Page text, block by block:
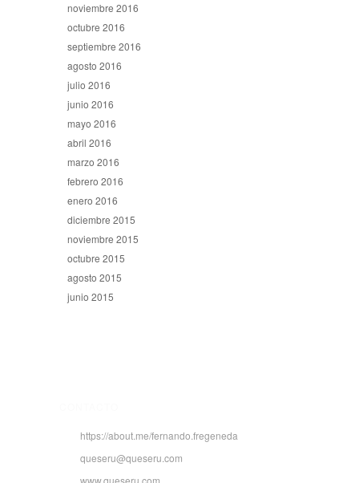
noviembre 2016
octubre 2016
septiembre 2016
agosto 2016
julio 2016
junio 2016
mayo 2016
abril 2016
marzo 2016
febrero 2016
enero 2016
diciembre 2015
noviembre 2015
octubre 2015
agosto 2015
junio 2015
https://about.me/fernando.fregeneda
queseru@queseru.com